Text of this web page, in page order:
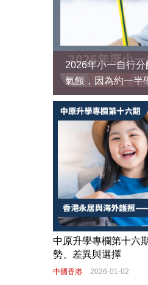
聯絡我們
免費評估
香港(852) 8300 0530 / (852)
免責聲明：本網站所提供資料僅供參考
© 2026 中原移民顧問(香港)有限公司
2026年小一自行
氣餒，因為約一半
候分派。
中原升學專欄第十六
勢、差異與選擇
中國香港 2026-01-02